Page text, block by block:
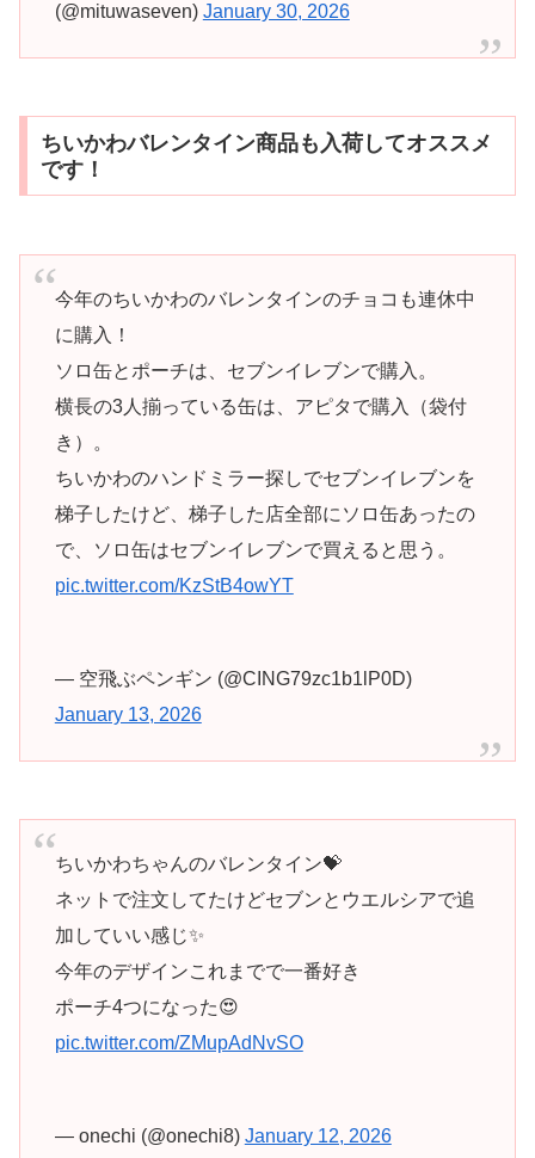
(@mituwaseven) January 30, 2026
ちいかわバレンタイン商品も入荷してオススメ
です！
今年のちいかわのバレンタインのチョコも連休中
に購入！
ソロ缶とポーチは、セブンイレブンで購入。
横長の3人揃っている缶は、アピタで購入（袋付
き）。
ちいかわのハンドミラー探しでセブンイレブンを
梯子したけど、梯子した店全部にソロ缶あったの
で、ソロ缶はセブンイレブンで買えると思う。
pic.twitter.com/KzStB4owYT
— 空飛ぶペンギン (@CING79zc1b1lP0D)
January 13, 2026
ちいかわちゃんのバレンタイン💝
ネットで注文してたけどセブンとウエルシアで追
加していい感じ✨
今年のデザインこれまでで一番好き
ポーチ4つになった😍
pic.twitter.com/ZMupAdNvSO
— onechi (@onechi8) January 12, 2026